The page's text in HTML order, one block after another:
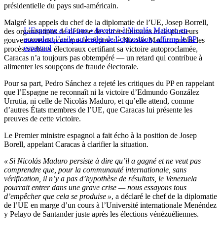
présidentielle du pays sud-américain.
L’Espagne a fait une « faveur » à Nicolás Maduro en
accordant l’asile au leader de l’opposition, affirme le PP
espagnol
Malgré les appels du chef de la diplomatie de l’UE, Josep Borrell,
des organisations de défense des droits humains et de plusieurs
gouvernements pour que le régime de Nicolás Maduro publie les
procès-verbaux électoraux certifiant sa victoire autoproclamée,
Caracas n’a toujours pas obtempéré — un retard qui contribue à
alimenter les soupçons de fraude électorale.
Pour sa part, Pedro Sánchez a rejeté les critiques du PP en rappelant
que l’Espagne ne reconnaît ni la victoire d’Edmundo González
Urrutia, ni celle de Nicolás Maduro, et qu’elle attend, comme
d’autres États membres de l’UE, que Caracas lui présente les
preuves de cette victoire.
Le Premier ministre espagnol a fait écho à la position de Josep
Borell, appelant Caracas à clarifier la situation.
« Si Nicolás Maduro persiste à dire qu’il a gagné et ne veut pas
comprendre que, pour la communauté internationale, sans
vérification, il n’y a pas d’hypothèse de résultats, le Venezuela
pourrait entrer dans une grave crise — nous essayons tous
d’empêcher que cela se produise », a déclaré le chef de la diplomatie
de l’UE en marge d’un cours à l’Université internationale Menéndez
y Pelayo de Santander juste après les élections vénézuéliennes.